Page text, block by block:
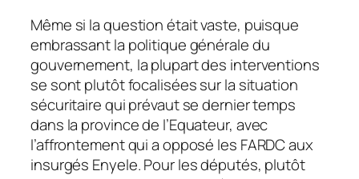
Même si la question était vaste, puisque
embrassant la politique générale du
gouvernement, la plupart des interventions
se sont plutôt focalisées sur la situation
sécuritaire qui prévaut se dernier temps
dans la province de l’Equateur, avec
l’affrontement qui a opposé les FARDC aux
insurgés Enyele. Pour les députés, plutôt